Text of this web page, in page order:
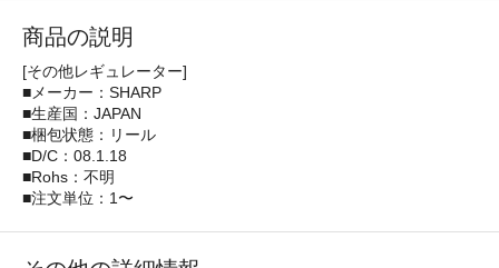
商品の説明
[その他レギュレーター]
■メーカー：SHARP
■生産国：JAPAN
■梱包状態：リール
■D/C：08.1.18
■Rohs：不明
■注文単位：1〜